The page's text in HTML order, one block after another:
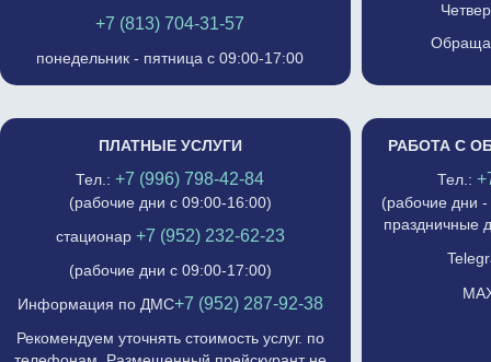
+7 (813) 704-31-57
понедельник - пятница с 09:00-17:00
ПЛАТНЫЕ УСЛУГИ
Тел.: +7 (996) 798-42-84
(рабочие дни с 09:00-16:00)
стационар +7 (952) 232-62-23
(рабочие дни с 09:00-17:00)
Информация по ДМС+7 (952) 287-92-38
Рекомендуем уточнять стоимость услуг. по
РАБОТА С
Тел.:
(рабочие дни
праздничные